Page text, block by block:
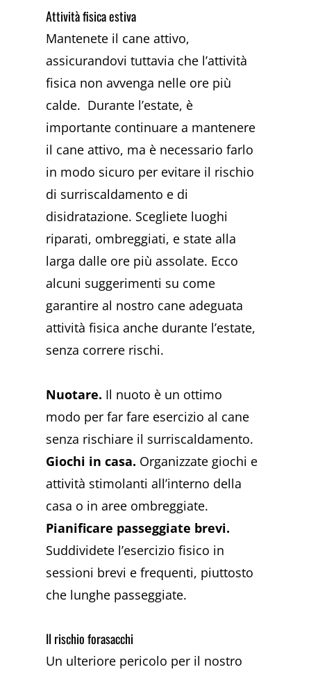
Attività fisica estiva
Mantenete il cane attivo,
assicurandovi tuttavia che l’attività
fisica non avvenga nelle ore più
calde. Durante l’estate, è
importante continuare a mantenere
il cane attivo, ma è necessario farlo
in modo sicuro per evitare il rischio
di surriscaldamento e di
disidratazione. Scegliete luoghi
riparati, ombreggiati, e state alla
larga dalle ore più assolate. Ecco
alcuni suggerimenti su come
garantire al nostro cane adeguata
attività fisica anche durante l’estate,
senza correre rischi.
Nuotare. Il nuoto è un ottimo
modo per far fare esercizio al cane
senza rischiare il surriscaldamento.
Giochi in casa. Organizzate giochi e
attività stimolanti all’interno della
casa o in aree ombreggiate.
Pianificare passeggiate brevi.
Suddividete l’esercizio fisico in
sessioni brevi e frequenti, piuttosto
che lunghe passeggiate.
Il rischio forasacchi
Un ulteriore pericolo per il nostro